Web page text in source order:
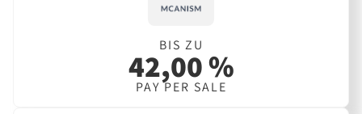
BIS ZU
42,00 %
PAY PER SALE